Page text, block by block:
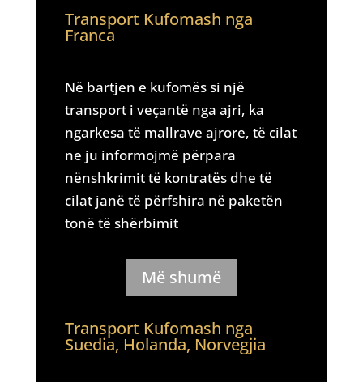
Transport Kufomash nga
Franca
Në bartjen e kufomës si një
transport i veçantë nga ajri, ka
ngarkesa të mallrave ajrore, të cilat
ne ju informojmë përpara
nënshkrimit të kontratës dhe të
cilat janë të përfshira në paketën
tonë të shërbimit
Më shumë
Transport Kufomash nga
Suedia, Holanda, Norvegjia